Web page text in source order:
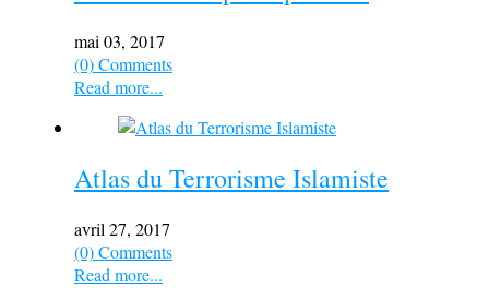
mai 03, 2017
(0) Comments
Read more...
Atlas du Terrorisme Islamiste
avril 27, 2017
(0) Comments
Read more...